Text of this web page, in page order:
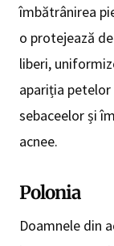
îmbătrânirea
o protejează
liberi,
apariția
sebaceelor și
acnee.
Polonia
Doamnele din